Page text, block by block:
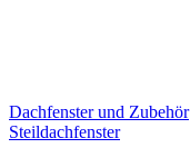
Dachfenster und Zubehör
Steildachfenster